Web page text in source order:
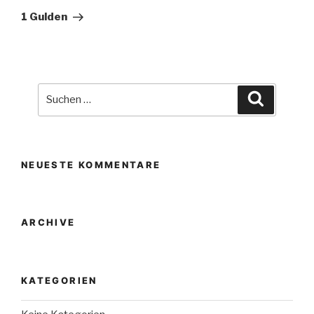
Beitrag
1 Gulden
NEUESTE KOMMENTARE
ARCHIVE
KATEGORIEN